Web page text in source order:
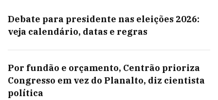
Debate para presidente nas eleições 2026:
veja calendário, datas e regras
Por fundão e orçamento, Centrão prioriza
Congresso em vez do Planalto, diz cientista
política